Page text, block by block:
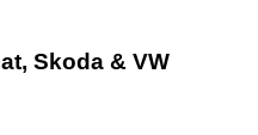
Skoda & VW